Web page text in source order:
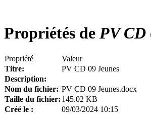
Propriétés de PV CD
Propriété
Valeur
Titre:
PV CD 09 Jeunes
Description:
Nom du fichier: PV CD 09 Jeunes.docx
Taille du fichier: 145.02 KB
Créé le :
09/03/2024 10:15